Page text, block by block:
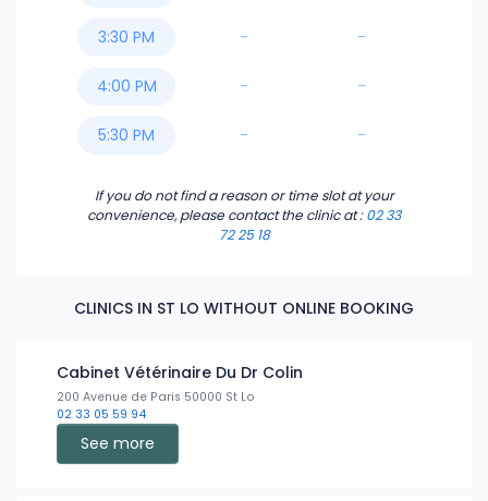
3:30 PM
4:00 PM
5:30 PM
-
-
-
-
-
-
If you do not find a reason or time slot at your
convenience, please contact the clinic at :02 33
72 25 18
CLINICS IN ST LO WITHOUT ONLINE BOOKING
Cabinet Vétérinaire Du Dr Colin
200 Avenue de Paris 50000 St Lo
02 33 05 59 94
See more